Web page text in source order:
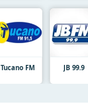
Tucano FM JB 99.9